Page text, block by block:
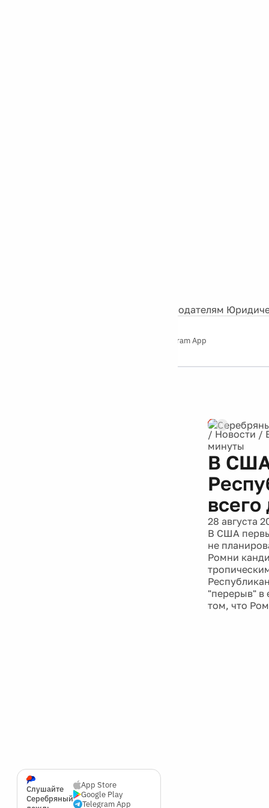
Рекламодателям
Telegram App
Слушайте
Серебряный
App Store
Google Play
Telegram App
/ Новости /
минуты
В США
28 августа
В США
не
Ромни
"перерыв" в
том, что